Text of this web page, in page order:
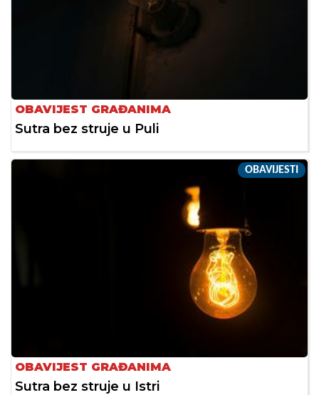
OBAVIJEST GRAĐANIMA
Sutra bez struje u Puli
OBAVIJESTI
OBAVIJEST GRAĐANIMA
Sutra bez struje u Istri